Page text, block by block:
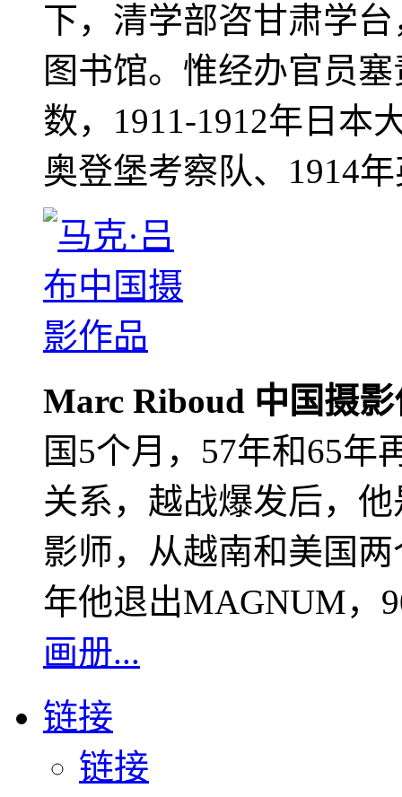
下，清学部咨甘肃学
图书馆。惟经办官员
数，1911-1912年日本
奥登堡考察队、1914
Marc Riboud 中国摄
国5个月，57年和65年
关系，越战爆发后，
影师，从越南和美国
年他退出MAGNUM，
画册...
链接
链接